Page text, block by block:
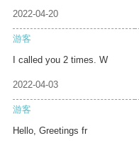
2022-04-20
游客
I called you 2 times. W
2022-04-03
游客
Hello, Greetings fr